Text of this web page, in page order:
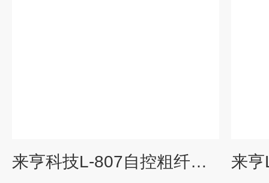
来亨科技L-807自控粗纤维测定仪